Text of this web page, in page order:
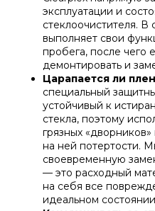
эксплуатации и
стеклоочистителя.
выполняет свои
пробега, после чего
демонтировать и
Царапается ли
специальный
устойчивый к
стекла, поэтому
грязных
на ней потертости.
своевременную
— это расходный
на себя все
идеальном